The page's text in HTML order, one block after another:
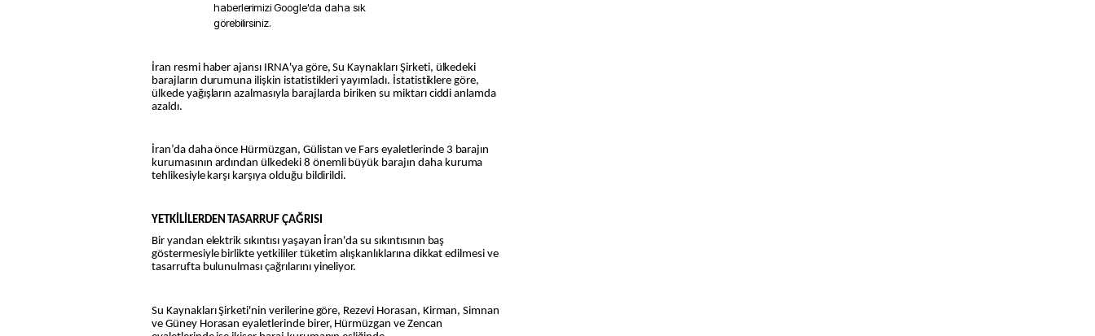
haberlerimizi Google'da daha sık
görebilirsiniz.
İran resmi haber ajansı IRNA'ya göre, Su Kaynakları Şirketi, ülkedeki
barajların durumuna ilişkin istatistikleri yayımladı. İstatistiklere göre,
ülkede yağışların azalmasıyla barajlarda biriken su miktarı ciddi anlamda
azaldı.
İran’da daha önce Hürmüzgan, Gülistan ve Fars eyaletlerinde 3 barajın
kurumasının ardından ülkedeki 8 önemli büyük barajın daha kuruma
tehlikesiyle karşı karşıya olduğu bildirildi.
YETKİLİLERDEN TASARRUF ÇAĞRISI
Bir yandan elektrik sıkıntısı yaşayan İran'da su sıkıntısının baş
göstermesiyle birlikte yetkililer tüketim alışkanlıklarına dikkat edilmesi ve
tasarrufta bulunulması çağrılarını yineliyor.
Su Kaynakları Şirketi'nin verilerine göre, Rezevi Horasan, Kirman, Simnan
ve Güney Horasan eyaletlerinde birer, Hürmüzgan ve Zencan